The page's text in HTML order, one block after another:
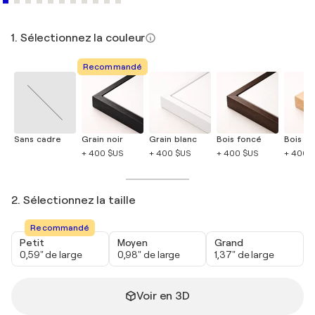
1. Sélectionnez la couleur
Sans cadre
Recommandé
Grain noir
+ 400 $US
Grain blanc
+ 400 $US
Bois foncé
+ 400 $US
Bois
+ 400
2. Sélectionnez la taille
Recommandé
Petit
0,59" de large
Moyen
0,98" de large
Grand
1,37" de large
Voir en 3D